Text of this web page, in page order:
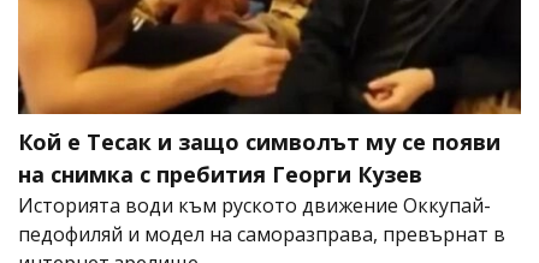
Кой е Тесак и защо символът му се появи
на снимка с пребития Георги Кузев
Историята води към руското движение Оккупай-
педофиляй и модел на саморазправа, превърнат в